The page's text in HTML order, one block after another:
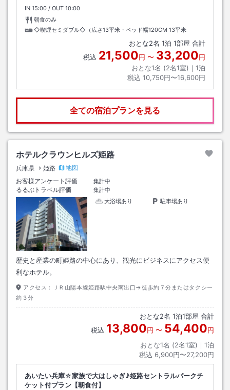
IN チェックイン
15:00 / OUT チェックアウト
10:00
朝食のみ
◇喫煙セミダブル◇（広さ13平米・ベッド幅120CM 13平米
おとな2名 1泊 1部屋 合計
税込 21,500円 〜 33,200円
おとな1名 (2名1室)｜ 1泊
税込 10,750円〜16,600円
全ての宿泊プランを見る
ホテルクラウンヒルズ姫路
兵庫県 姫路
地図
お客様アンケート評価
集計中
るるぶトラベル評価
集計中
大浴場あり
駐車場あり
歴史と産業の町姫路の中心にあり、観光にビジネスにアクセス便
利なホテル。
アクセス：
ＪＲ山陽本線姫路駅中央南出口→徒歩約７分またはタクシー
約３分
おとな2名 1泊1部屋 合計
税込 13,800円 〜 54,400円
おとな1名 (2名1室)｜ 1泊
税込 6,900円〜27,200円
あいたい兵庫☆家族で大はしゃぎ♪姫路セントラルパークチ
ケット付プラン【朝食付】